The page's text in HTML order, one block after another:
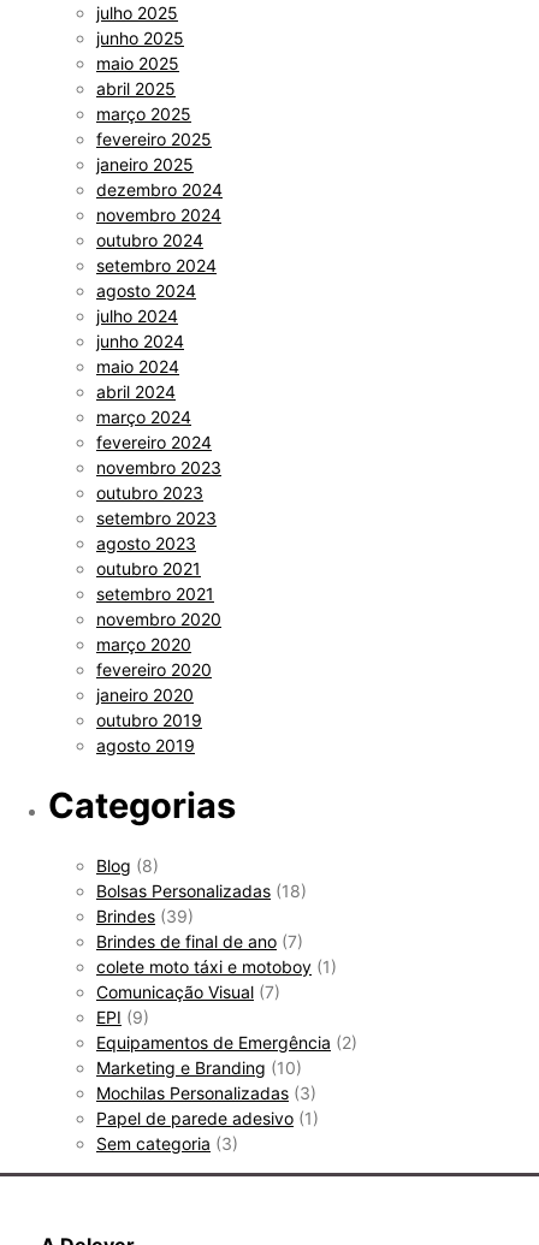
julho 2025
junho 2025
maio 2025
abril 2025
março 2025
fevereiro 2025
janeiro 2025
dezembro 2024
novembro 2024
outubro 2024
setembro 2024
agosto 2024
julho 2024
junho 2024
maio 2024
abril 2024
março 2024
fevereiro 2024
novembro 2023
outubro 2023
setembro 2023
agosto 2023
outubro 2021
setembro 2021
novembro 2020
março 2020
fevereiro 2020
janeiro 2020
outubro 2019
agosto 2019
Categorias
Blog (8)
Bolsas Personalizadas (18)
Brindes (39)
Brindes de final de ano (7)
colete moto táxi e motoboy (1)
Comunicação Visual (7)
EPI (9)
Equipamentos de Emergência (2)
Marketing e Branding (10)
Mochilas Personalizadas (3)
Papel de parede adesivo (1)
Sem categoria (3)